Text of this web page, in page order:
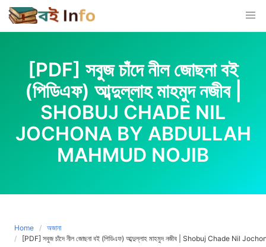
Skip
to
content
[PDF] সবুজ চাঁদে নীল জোছনা বই
(পিডিএফ) আব্দুল্লাহ মাহমুদ নজীব |
SHOBUJ CHADE NIL
JOCHONA BY ABDULLAH
MAHMUD NOJIB
Home
অজানা
[PDF] সবুজ চাঁদে নীল জোছনা বই (পিডিএফ) আব্দুল্লাহ মাহমুদ নজীব | Shobuj Chade Nil